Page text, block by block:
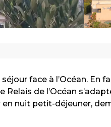
face à l’Océan. En
de l’Océan
nuit petit-déjeuner,